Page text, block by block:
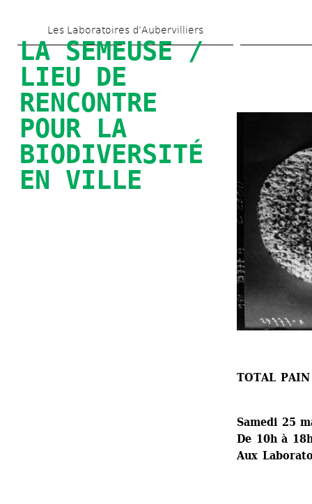
to
main
content
Les Laboratoires d’Aubervilliers
LA SEMEUSE /
LIEU DE
RENCONTRE
POUR LA
BIODIVERSITÉ
EN VILLE
TOTAL
Samedi 25
De 10h à
Aux